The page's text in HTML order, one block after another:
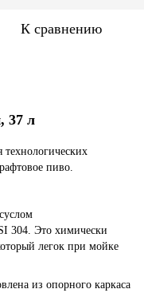
К сравнению
37 л
технологических
пиво.
304. Это химически
легок при мойке
из опорного каркаса